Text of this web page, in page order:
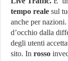
tempo reale sul
anche per
d’occhio dalla
degli utenti
sito. Inrosso